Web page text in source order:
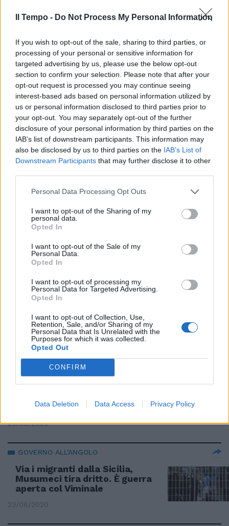
Il Tempo - Do Not Process My Personal Information
If you wish to opt-out of the sale, sharing to third parties, or
processing of your personal or sensitive information for
targeted advertising by us, please use the below opt-out
section to confirm your selection. Please note that after your
opt-out request is processed you may continue seeing
interest-based ads based on personal information utilized by
us or personal information disclosed to third parties prior to
your opt-out. You may separately opt-out of the further
disclosure of your personal information by third parties on the
IAB’s list of downstream participants. This information may
also be disclosed by us to third parties on the IAB’s List of
Downstream Participants that may further disclose it to other
Personal Data Processing Opt Outs
I want to opt-out of the Sharing of my
personal data.
Opted In
I want to opt-out of the Sale of my
Personal Data.
Opted In
I want to opt-out of processing my
Personal Data for Targeted Advertising.
Opted In
I want to opt-out of Collection, Use,
Retention, Sale, and/or Sharing of my
Personal Data that Is Unrelated with the
Purposes for which it was collected.
Opted Out
CONFIRM
Data Deletion Data Access Privacy Policy
migranti. Giorgia Meloni attacca
Conte
SENZA VERGOGNA
Garantisti e manettari. Storace
smaschera il doppio gioco dei
27/08/2020
L'ESECUTIVO STA A GUARDARE
Né sgombero né giudici. Così
Musumeci smaschera il governo
LA SELEZIONE
Il re del lusso Pinault cerca
migranti per i musei di Venezia.
Idea per la Sicilia...
25/08/2020
#iltempodioshø
24/08/2020
CASO SICILIA
Migranti, Musumeci contro il
Viminale: "Lamorgese faccia il
suo lavoro"
23/08/2020
GOVERNO ALL'ANGOLO
Via i migranti dalla Sicilia,
Musumeci tira dritto. È guerra
aperta col Viminale
23/08/2020